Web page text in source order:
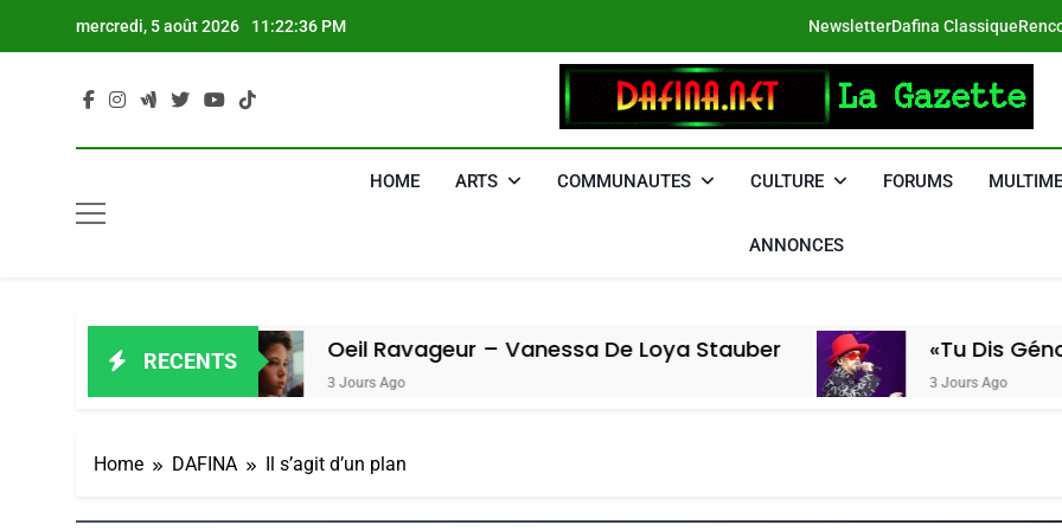
mercredi, 5 août 2026 11:22:37 PM NewsletterDafina Classique
DAFINA
HOME ARTS COMMUNAUTES CULTURE FORUMS
ANNONCES
RECENTSOeil Ravageur – Vanessa De Loya Stauber
3 Jours Ago
«Tu Dis Génocide, Je
3 Jours Ago
Home DAFINA Il s’agit d’un plan